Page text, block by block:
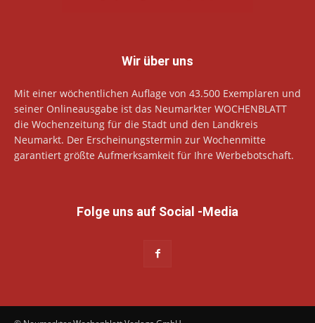
Wir über uns
Mit einer wöchentlichen Auflage von 43.500 Exemplaren und
seiner Onlineausgabe ist das Neumarkter WOCHENBLATT
die Wochenzeitung für die Stadt und den Landkreis
Neumarkt. Der Erscheinungstermin zur Wochenmitte
garantiert größte Aufmerksamkeit für Ihre Werbebotschaft.
Folge uns auf Social -Media